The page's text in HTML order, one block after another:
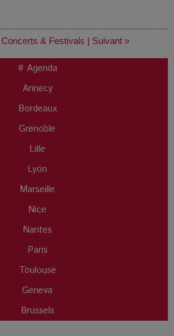
Concerts & Festivals | Suivant »
# Agenda
Annecy
Bordeaux
Grenoble
Lille
Lyon
Marseille
Nice
Nantes
Paris
Toulouse
Geneva
Brussels